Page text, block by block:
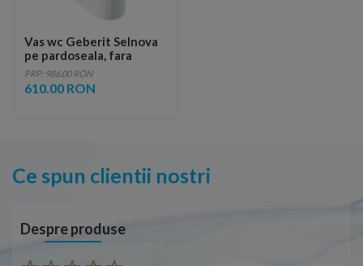
Vas wc Geberit Selnova
pe pardoseala, fara
margine, alb
PRP: 986.00 RON
610.00 RON
Ce spun clientii nostri
Despre produse